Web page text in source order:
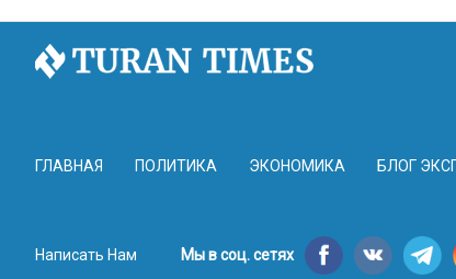
ГЛАВНАЯ ПОЛИТИКА ЭКОНОМИКА БЛОГ
Написать Нам Мы в соц. сетях